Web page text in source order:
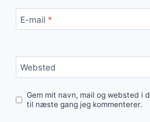
E-mail *
Websted
Gem mit navn, mail og websted i
til næste gang jeg kommenterer.